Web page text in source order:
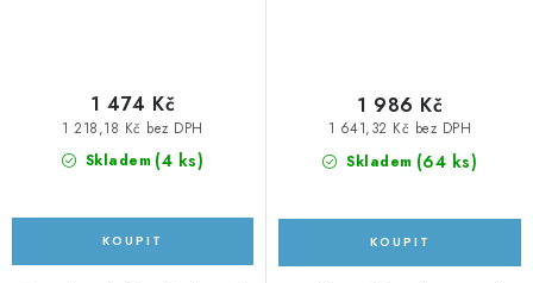
Skladem (4 ks)
1 218,18 Kč bez DPH
1 474 Kč
Skladem (64 ks)
1 641,32 Kč bez DPH
1 986 Kč